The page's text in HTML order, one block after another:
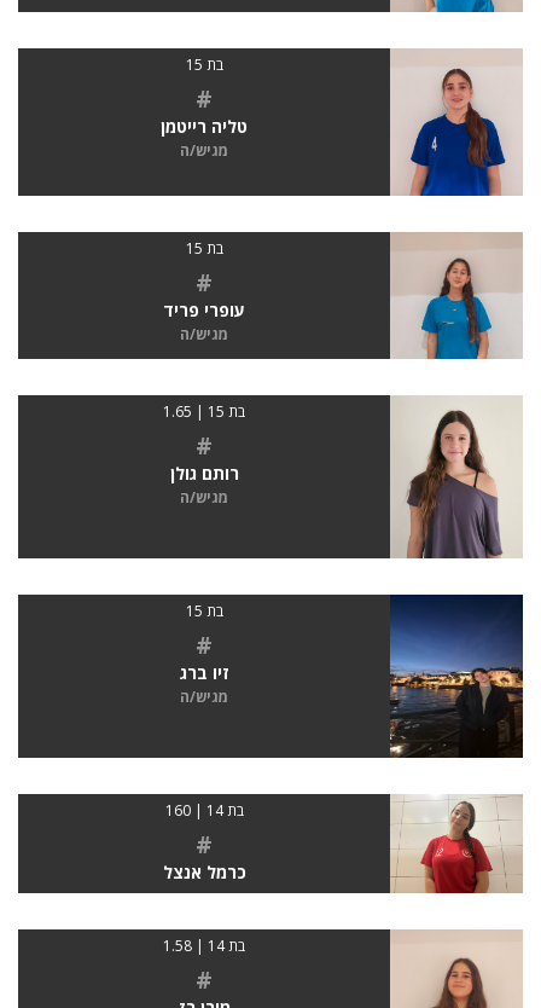
בת 15
#
טליה רייטמן
מגיש/ה
בת 15
#
עופרי פריד
מגיש/ה
בת 15 | 1.65
#
רותם גולן
מגיש/ה
בת 15
#
זיו ברג
מגיש/ה
בת 14 | 160
#
כרמל אנצל
בת 14 | 1.58
#